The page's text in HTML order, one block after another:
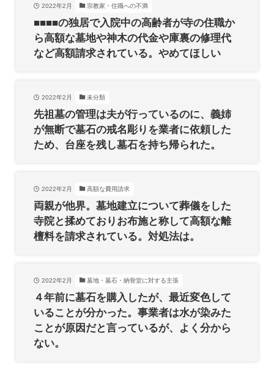
2022年2月 宗教家・住職への不満
■■■■の独居で入院中の高齢者が寺の住職か
ら高額な墓地や神木の代金や庫裏の修理代
など高額請求されている。やめてほしい
2022年2月 未分類
先祖墓の管理は夫が行っているのに、義姉
が無断で墓石の戒名彫りを業者に依頼した
ため、台座を残し墓石を持ち帰られた。
2022年2月 高額な費用請求
両親が他界。墓地建立について葬儀をした
寺院と揉めておりお布施と称して高額な離
檀料を請求されている。対処法は。
2022年2月 墓地・墓石・納骨堂に対する主張
４年前に墓石を購入したが、最近変色して
いることが分かった。事業者は水が染みた
ことが原因だと言っているが、よく分から
ない。